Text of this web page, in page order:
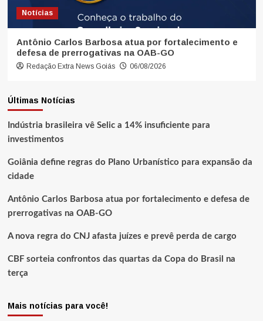
Notícias
Antônio Carlos Barbosa atua por fortalecimento e
defesa de prerrogativas na OAB-GO
Redação Extra News Goiás 06/08/2026
Últimas Notícias
Indústria brasileira vê Selic a 14% insuficiente para
investimentos
Goiânia define regras do Plano Urbanístico para expansão da
cidade
Antônio Carlos Barbosa atua por fortalecimento e defesa de
prerrogativas na OAB-GO
A nova regra do CNJ afasta juízes e prevê perda de cargo
CBF sorteia confrontos das quartas da Copa do Brasil na
terça
Mais notícias para você!